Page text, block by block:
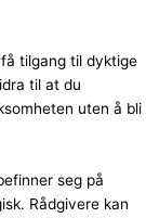
tilgang til dyktige
til at du
uten å bli
seg på
Rådgivere kan